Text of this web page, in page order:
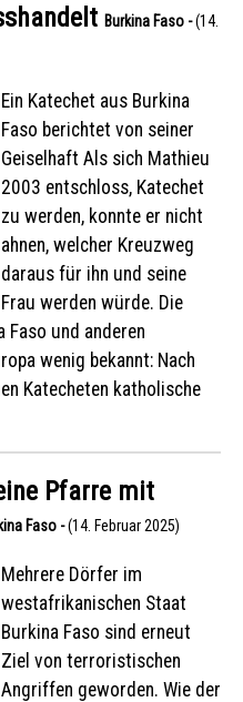
Burkina Faso -(14.
Ein Katechet aus Burkina
Faso berichtet von seiner
Geiselhaft Als sich Mathieu
2003 entschloss, Katechet
zu werden, konnte er nicht
ahnen, welcher Kreuzweg
daraus für ihn und seine
Frau werden würde. Die
Faso und anderen
wenig bekannt: Nach
Katecheten katholische
Pfarre mit
Faso -(14. Februar 2025)
Mehrere Dörfer im
westafrikanischen Staat
Burkina Faso sind erneut
Ziel von terroristischen
Angriffen geworden. Wie der